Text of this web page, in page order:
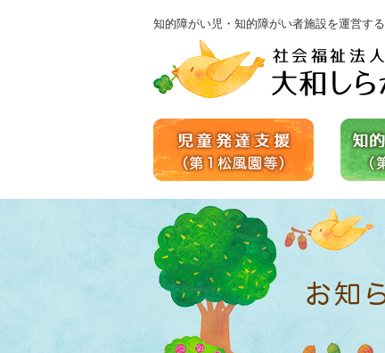
知的障がい児・知的障がい者施設を運営する